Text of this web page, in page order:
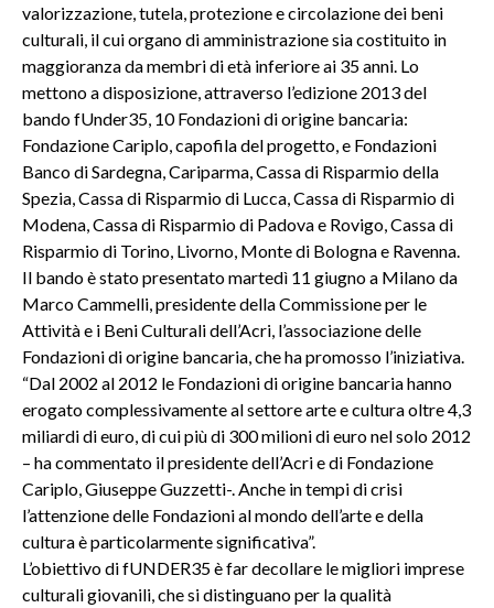
valorizzazione, tutela, protezione e circolazione dei beni
culturali, il cui organo di amministrazione sia costituito in
maggioranza da membri di età inferiore ai 35 anni. Lo
mettono a disposizione, attraverso l’edizione 2013 del
bando fUnder35, 10 Fondazioni di origine bancaria:
Fondazione Cariplo, capofila del progetto, e Fondazioni
Banco di Sardegna, Cariparma, Cassa di Risparmio della
Spezia, Cassa di Risparmio di Lucca, Cassa di Risparmio di
Modena, Cassa di Risparmio di Padova e Rovigo, Cassa di
Risparmio di Torino, Livorno, Monte di Bologna e Ravenna.
Il bando è stato presentato martedì 11 giugno a Milano da
Marco Cammelli, presidente della Commissione per le
Attività e i Beni Culturali dell’Acri, l’associazione delle
Fondazioni di origine bancaria, che ha promosso l’iniziativa.
“Dal 2002 al 2012 le Fondazioni di origine bancaria hanno
erogato complessivamente al settore arte e cultura oltre 4,3
miliardi di euro, di cui più di 300 milioni di euro nel solo 2012
– ha commentato il presidente dell’Acri e di Fondazione
Cariplo, Giuseppe Guzzetti-. Anche in tempi di crisi
l’attenzione delle Fondazioni al mondo dell’arte e della
cultura è particolarmente significativa”.
L’obiettivo di fUNDER35 è far decollare le migliori imprese
culturali giovanili, che si distinguano per la qualità